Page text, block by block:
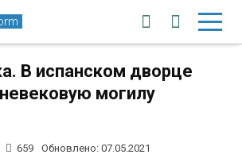
В испанском дворце
могилу
659 Обновлено: 07.05.2021